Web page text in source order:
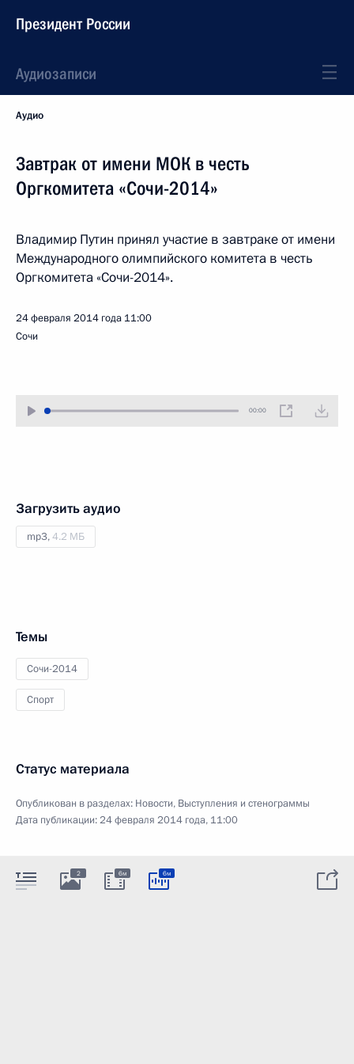
Президент России
Аудиозаписи
Аудио
Завтрак от имени МОК в честь
Оргкомитета «Сочи-2014»
Владимир Путин принял участие в завтраке от имени
Международного олимпийского комитета в честь
Оргкомитета «Сочи-2014».
24 февраля 2014 года 11:00
Сочи
00:00
Загрузить аудио
mp3,4.2 МБ
Темы
Сочи-2014
Спорт
Статус материала
Опубликован в разделах: Новости, Выступления и стенограммы
Дата публикации:24 февраля 2014 года, 11:00
2 6м 6м